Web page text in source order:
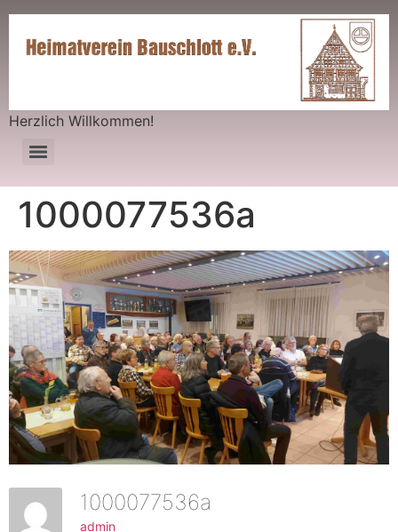
Herzlich Willkommen!
1000077536a
1000077536a
admin